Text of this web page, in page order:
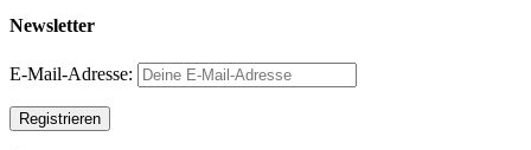
Newsletter
E-Mail-Adresse: